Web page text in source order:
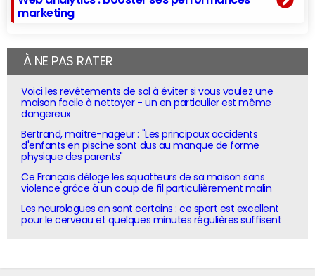
marketing
À NE PAS RATER
Voici les revêtements de sol à éviter si vous voulez une
maison facile à nettoyer - un en particulier est même
dangereux
Bertrand, maître-nageur : "Les principaux accidents
d'enfants en piscine sont dus au manque de forme
physique des parents"
Ce Français déloge les squatteurs de sa maison sans
violence grâce à un coup de fil particulièrement malin
Les neurologues en sont certains : ce sport est excellent
pour le cerveau et quelques minutes régulières suffisent